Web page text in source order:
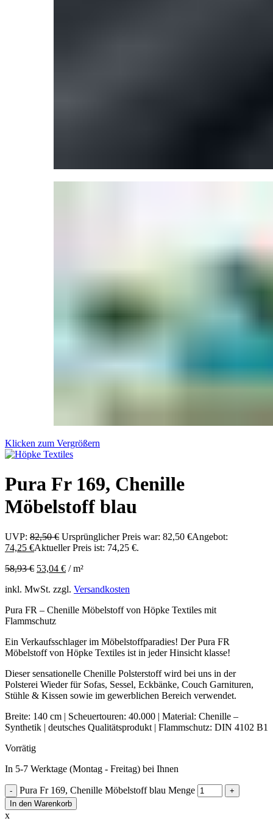
Klicken zum Vergrößern
Pura Fr 169, Chenille
Möbelstoff blau
UVP: 82,50€ Ursprünglicher Preis war: 82,50 €Angebot:
74,25 €Aktueller Preis ist: 74,25 €.
58,93€ 53,04 € /m²
inkl. MwSt. zzgl. Versandkosten
Pura FR – Chenille Möbelstoff von Höpke Textiles mit
Flammschutz
Ein Verkaufsschlager im Möbelstoffparadies! Der Pura FR
Möbelstoff von Höpke Textiles ist in jeder Hinsicht klasse!
Dieser sensationelle Chenille Polsterstoff wird bei uns in der
Polsterei Wieder für Sofas, Sessel, Eckbänke, Couch Garnituren,
Stühle & Kissen sowie im gewerblichen Bereich verwendet.
Breite: 140 cm | Scheuertouren: 40.000 | Material: Chenille –
Synthetik | deutsches Qualitätsprodukt | Flammschutz: DIN 4102 B1
Vorrätig
In 5-7 Werktage (Montag - Freitag) bei Ihnen
Pura Fr 169, Chenille Möbelstoff blau Menge
In den Warenkorb
x